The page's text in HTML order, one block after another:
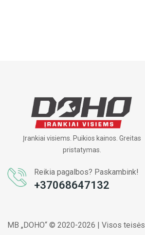
Įrankiai visiems. Puikios kainos. Greitas
pristatymas.
Reikia pagalbos? Paskambink!
+37068647132
MB „DOHO“ © 2020-2026 | Visos teisės